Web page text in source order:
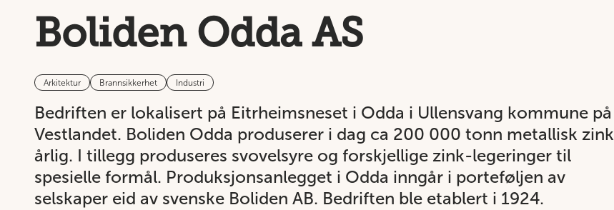
Boliden Odda AS
Arkitektur Brannsikkerhet Industri
Bedriften er lokalisert på Eitrheimsneset i Odda i Ullensvang kommune på
Vestlandet. Boliden Odda produserer i dag ca 200 000 tonn metallisk zink
årlig. I tillegg produseres svovelsyre og forskjellige zink-legeringer til
spesielle formål. Produksjonsanlegget i Odda inngår i porteføljen av
selskaper eid av svenske Boliden AB. Bedriften ble etablert i 1924.